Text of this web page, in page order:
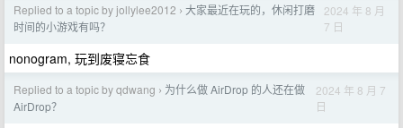
Replied to a topic by jollylee2012 › 大家最近在玩的，休闲打磨
时间的小游戏有吗？
2024 年 8 月
7 日
nonogram, 玩到废寝忘食
Replied to a topic by qdwang › 为什么做 AirDrop 的人还在做
AirDrop？
2024 年 8 月 7
日